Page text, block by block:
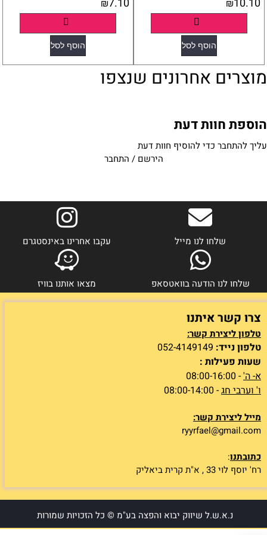
₪10.10
הוסף לסל
₪7.10
הוסף לסל
מוצרים אחרונים שנצפו
הוספת חוות דעת
עליך להתחבר כדי להוסיף חוות דעת
הירשם / התחבר
שלחו לנו מייל עקבו אחרינו באינסטגרם
שלחו לנו הודעה בוואטסאפ מצאו אותנו בוויז
צרו קשר איתנו
טלפון ליצירת קשר:
טלפון נייד:
שעות פעילות :
א- ה'- 08:00-16:00
ו' וערבי חג- 08:00-14:00
מייל ליצירת קשר:
ryyrfael@gmail.com
כתובתנו:
רח' יוסף לוי 33 , א"ת קרית ביאליק
נ.א.ש.ל שיווק יבוא והפצה בע"מ © כל הזכויות שמורות